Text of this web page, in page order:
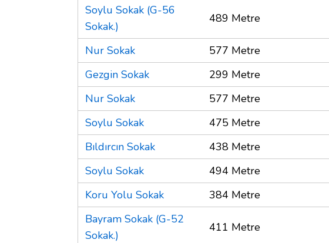
Soylu Sokak (G-56
Sokak.)
489 Metre
Nur Sokak
577 Metre
Gezgin Sokak
299 Metre
Nur Sokak
577 Metre
Soylu Sokak
475 Metre
Bıldırcın Sokak
438 Metre
Soylu Sokak
494 Metre
Koru Yolu Sokak
384 Metre
Bayram Sokak (G-52
Sokak.)
411 Metre